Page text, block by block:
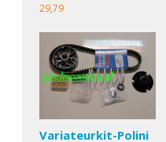
29,79
Variateurkit-Polini